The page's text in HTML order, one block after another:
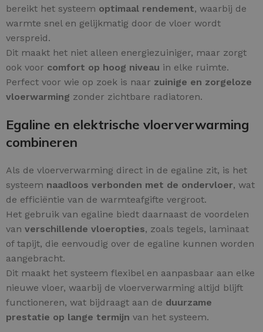
bereikt het systeem optimaal rendement, waarbij de
warmte snel en gelijkmatig door de vloer wordt
verspreid.
Dit maakt het niet alleen energiezuiniger, maar zorgt
ook voor comfort op hoog niveau in elke ruimte.
Perfect voor wie op zoek is naar zuinige en zorgeloze
vloerwarming zonder zichtbare radiatoren.
Egaline en elektrische vloerverwarming
combineren
Als de vloerverwarming direct in de egaline zit, is het
systeem naadloos verbonden met de ondervloer, wat
de efficiëntie van de warmteafgifte vergroot.
Het gebruik van egaline biedt daarnaast de voordelen
van verschillende vloeropties, zoals tegels, laminaat
of tapijt, die eenvoudig over de egaline kunnen worden
aangebracht.
Dit maakt het systeem flexibel en aanpasbaar aan elke
nieuwe vloer, waarbij de vloerverwarming altijd blijft
functioneren, wat bijdraagt aan de duurzame
prestatie op lange termijn van het systeem.